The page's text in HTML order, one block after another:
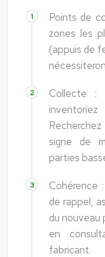
Points de
zones les
(appuis de
Collecte :
signe de
parties
Cohérence
de rappel,
du nouveau
en
fabricant.